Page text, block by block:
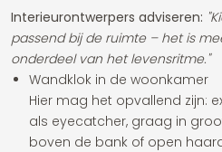
Interieurontwerpers adviseren:
passend bij de ruimte – het is
onderdeel van het levensritme."
Wandklok in de woonkamer
Hier mag het opvallend zijn:
als eyecatcher, graag in
boven de bank of open